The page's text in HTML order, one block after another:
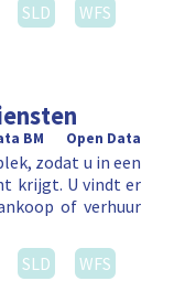
SLD
WFS
Open Data
BM
zodat u in een
krijgt. U vindt er
of verhuur
SLD
WFS